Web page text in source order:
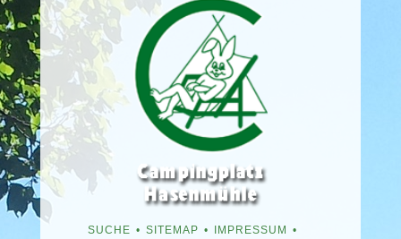
NAVIGATION
SUCHE SITEMAP
IMPRESSUM